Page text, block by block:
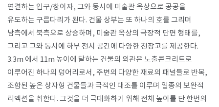
연결하는 입구/창이자, 그와 동시에 미술관 옥상으로 공공을
유도하는 구름다리가 된다. 건물 상부는 또 하나의 호를 그리며
남측에서 북측으로 상승하며, 미술관 옥상의 극장적 단면 형태를,
그리고 그와 동시에 하부 전시 공간에 다양한 천장고를 제공한다.
3.3m 에서 11m 높이에 달하는 건물의 외관은 노출콘크리트로
이루어진 하나의 덩어리로서, 주변의 다양한 재료의 패널들로 반복,
조합된 높은 상자형 건물들과 극적인 대조를 이루며 일종의 보완적
리액션을 취한다. 그것을 더 극대화하기 위해 전체 높이를 단 한번의